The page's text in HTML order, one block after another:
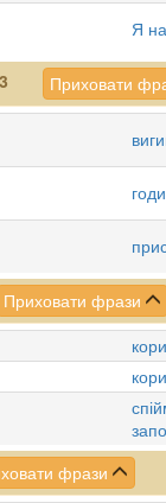
Я
3
Приховати
Приховати фрази
фрази